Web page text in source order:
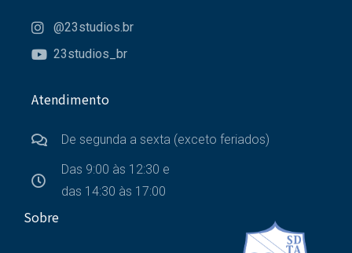
Sobre
Atendimento
De segunda a sexta (exceto feriados)
Das 9:00 às 12:30 e
das 14:30 às 17:00
@23studios.br
23studios_br